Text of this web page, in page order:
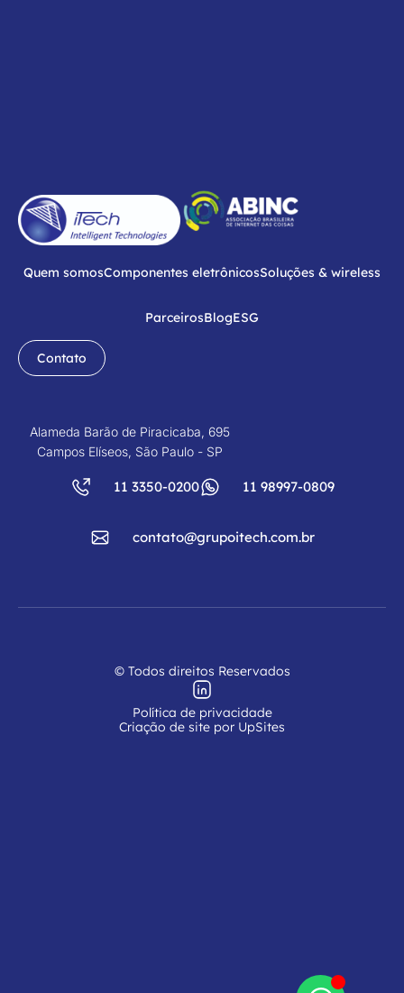
Quem somosComponentes eletrônicosSoluções & wireless
ParceirosBlogESG
Contato
Alameda Barão de Piracicaba, 695
Campos Elíseos, São Paulo - SP
11 3350-0200 11 98997-0809
contato@grupoitech.com.br
© Todos direitos Reservados
Política de privacidade
Criação de site por UpSites